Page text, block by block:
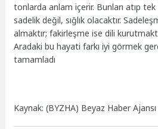
tonlarda anlam içerir. Bunları atıp
sadelik değil, sığlık olacaktır.
almaktır; fakirleşme ise dili
Aradaki bu hayati farkı iyi görmek
tamamladı
Kaynak: (BYZHA) Beyaz Haber Ajansı